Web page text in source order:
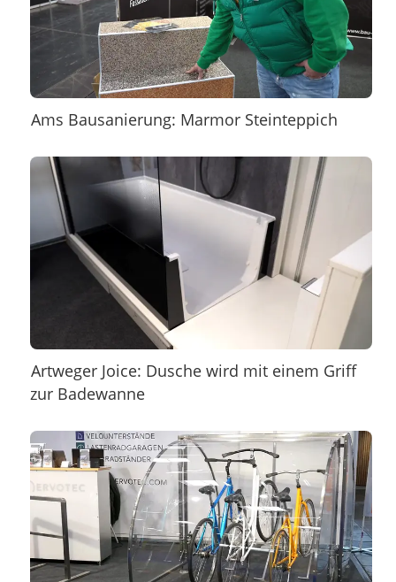
Ams Bausanierung: Marmor Steinteppich
Artweger Joice: Dusche wird mit einem Griff
zur Badewanne